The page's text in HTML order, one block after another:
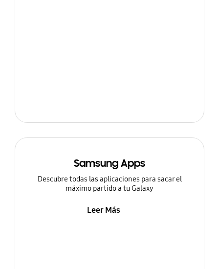
Samsung Apps
Descubre todas las aplicaciones para sacar el
máximo partido a tu Galaxy
Leer Más